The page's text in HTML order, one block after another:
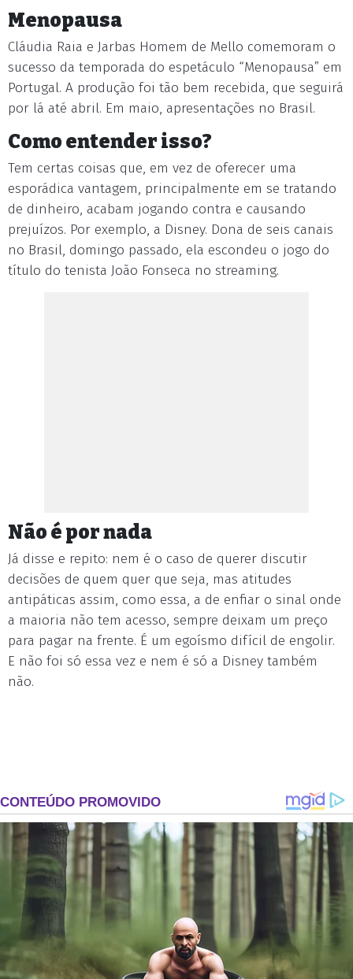
Menopausa
Cláudia Raia e Jarbas Homem de Mello comemoram o
sucesso da temporada do espetáculo “Menopausa” em
Portugal. A produção foi tão bem recebida, que seguirá
por lá até abril. Em maio, apresentações no Brasil.
Como entender isso?
Tem certas coisas que, em vez de oferecer uma
esporádica vantagem, principalmente em se tratando
de dinheiro, acabam jogando contra e causando
prejuízos. Por exemplo, a Disney. Dona de seis canais
no Brasil, domingo passado, ela escondeu o jogo do
título do tenista João Fonseca no streaming.
Não é por nada
Já disse e repito: nem é o caso de querer discutir
decisões de quem quer que seja, mas atitudes
antipáticas assim, como essa, a de enfiar o sinal onde
a maioria não tem acesso, sempre deixam um preço
para pagar na frente. É um egoísmo difícil de engolir.
E não foi só essa vez e nem é só a Disney também
não.